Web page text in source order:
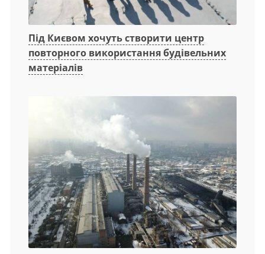
Під Києвом хочуть створити центр
повторного використання будівельних
матеріалів